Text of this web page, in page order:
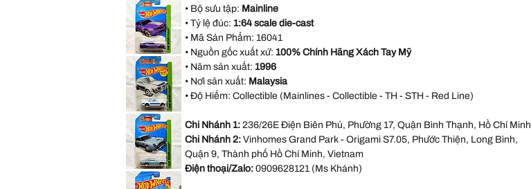
• Bộ sưu tập: Mainline
• Tỷ lệ đúc: 1:64 scale die-cast
• Mã Sản Phẩm: 16041
• Nguồn gốc xuất xứ: 100% Chính Hãng Xách Tay Mỹ
• Năm sản xuất: 1996
• Nơi sản xuất: Malaysia
• Độ Hiếm: Collectible (Mainlines - Collectible - TH - STH - Red Line)
Chi Nhánh 1: 236/26E Điện Biên Phủ, Phường 17, Quận Bình Thạnh, Hồ Chí Minh
Chi Nhánh 2: Vinhomes Grand Park - Origami S7.05, Phước Thiện, Long Bình,
Quận 9, Thành phố Hồ Chí Minh, Vietnam
Điện thoại/Zalo: 0909628121 (Ms Khánh)
Hình
Đồ
Chơi
Hot
Wheels
Tooned
Series
Tooned
Mill
Xe
Hình
Đồ
Chơi
Hot
Wheels
Workshop
Series
2013
Hot
Wheels
Chevy
Camaro
Special
Edition
Hot
Wheels
HW
Workshop
Series
Ford
Escort
RS1600
Hot
Wheels
HW